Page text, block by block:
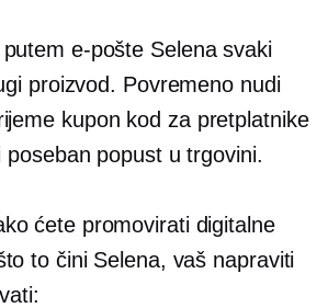
e-pošte Selena svaki
proizvod. Povremeno nudi
kupon kod za pretplatnike
poseban popust u trgovini.
ćete promovirati digitalne
to čini Selena, vaš napraviti